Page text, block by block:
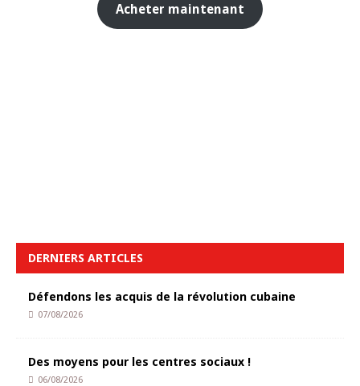
Acheter maintenant
DERNIERS ARTICLES
Défendons les acquis de la révolution cubaine
07/08/2026
Des moyens pour les centres sociaux !
06/08/2026